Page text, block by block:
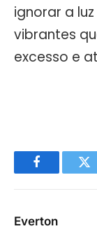
ignorar a
vibrantes
excesso e
Facebook
Everton